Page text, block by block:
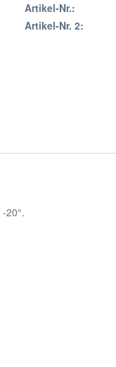
Artikel-Nr.:
Artikel-Nr. 2:
20°.